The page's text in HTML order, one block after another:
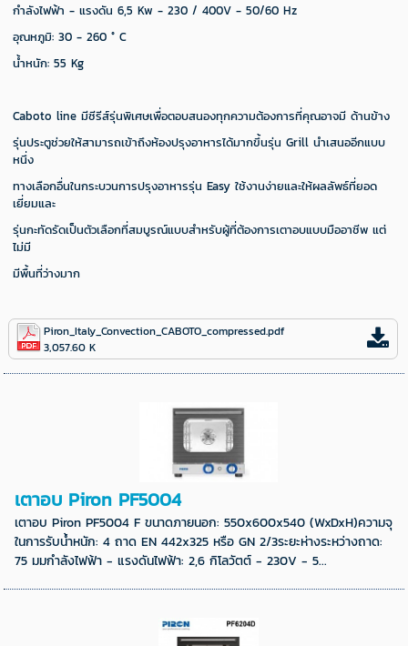
กำลังไฟฟ้า - แรงดัน 6,5 Kw - 230 / 400V - 50/60 Hz
อุณหภูมิ: 30 - 260 ° C
น้ำหนัก: 55 Kg
Caboto line มีซีรีส์รุ่นพิเศษเพื่อตอบสนองทุกความต้องการที่คุณอาจมี ด้านข้าง
รุ่นประตูช่วยให้สามารถเข้าถึงห้องปรุงอาหารได้มากขึ้นรุ่น Grill นำเสนออีกแบบ
หนึ่ง
ทางเลือกอื่นในกระบวนการปรุงอาหารรุ่น Easy ใช้งานง่ายและให้ผลลัพธ์ที่ยอด
เยี่ยมและ
รุ่นกะทัดรัดเป็นตัวเลือกที่สมบูรณ์แบบสำหรับผู้ที่ต้องการเตาอบแบบมืออาชีพ แต่
ไม่มี
มีพื้นที่ว่างมาก
Piron_Italy_Convection_CABOTO_compressed.pdf
3,057.60 K
เตาอบ Piron PF5004
เตาอบ Piron PF5004 F ขนาดภายนอก: 550x600x540 (WxDxH)ความจุ
ในการรับน้ำหนัก: 4 ถาด EN 442x325 หรือ GN 2/3ระยะห่างระหว่างถาด:
75 มมกำลังไฟฟ้า - แรงดันไฟฟ้า: 2,6 กิโลวัตต์ - 230V - 5...